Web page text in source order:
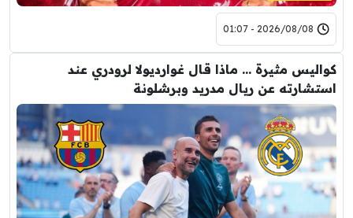
2026/08/08 - 01:07
كواليس مثيرة … ماذا قال غوارديولا لرودري عند
استشارته عن ريال مدريد وبرشلونة